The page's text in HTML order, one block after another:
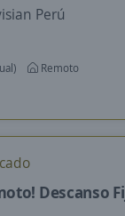
Perú
Remoto
Descanso